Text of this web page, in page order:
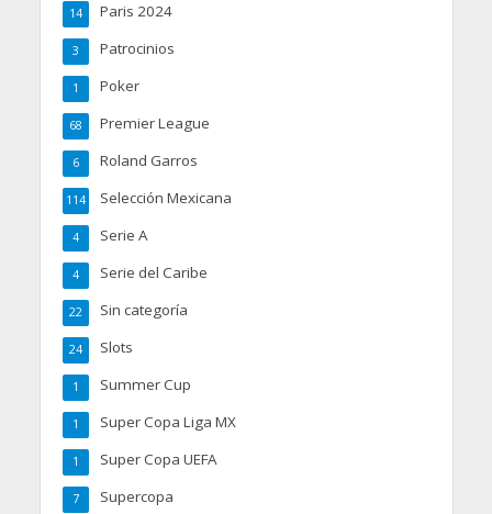
Paris 2024
14
Patrocinios
3
Poker
1
Premier League
68
Roland Garros
6
Selección Mexicana
114
Serie A
4
Serie del Caribe
4
Sin categoría
22
Slots
24
Summer Cup
1
Super Copa Liga MX
1
Super Copa UEFA
1
Supercopa
7